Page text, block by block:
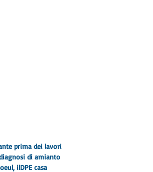
prima dei lavori
di amianto
, ilDPE casa